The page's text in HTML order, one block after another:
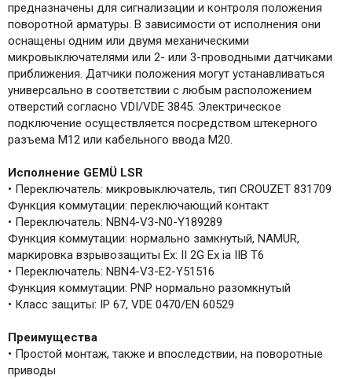
предназначены для сигнализации и контроля положения
поворотной арматуры. В зависимости от исполнения они
оснащены одним или двумя механическими
микровыключателями или 2- или 3-проводными датчиками
приближения. Датчики положения могут устанавливаться
универсально в соответствии с любым расположением
отверстий согласно VDI/VDE 3845. Электрическое
подключение осуществляется посредством штекерного
разъема M12 или кабельного ввода M20.
Исполнение GEMÜ LSR
• Переключатель: микровыключатель, тип CROUZET 831709
Функция коммутации: переключающий контакт
• Переключатель: NBN4-V3-N0-Y189289
Функция коммутации: нормально замкнутый, NAMUR,
маркировка взрывозащиты Ex: II 2G Ex ia IIB T6
• Переключатель: NBN4-V3-E2-Y51516
Функция коммутации: PNP нормально разомкнутый
• Класс защиты: IP 67, VDE 0470/EN 60529
Преимущества
• Простой монтаж, также и впоследствии, на поворотные
приводы